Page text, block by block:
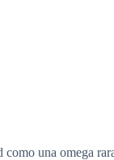
como una omega